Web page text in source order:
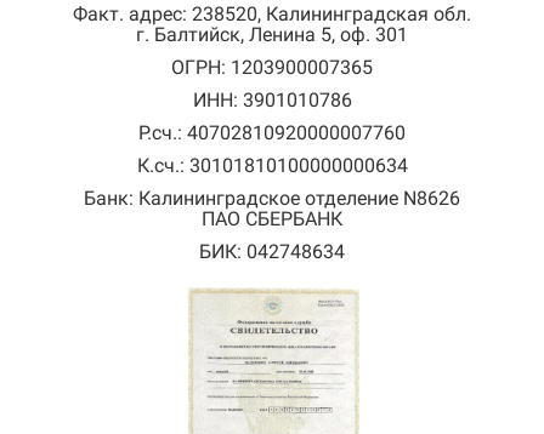
Факт. адрес: 238520, Калининградская обл.
г. Балтийск, Ленина 5, оф. 301
ОГРН: 1203900007365
ИНН: 3901010786
Р.сч.: 40702810920000007760
К.сч.: 30101810100000000634
Банк: Калининградское отделение N8626
ПАО СБЕРБАНК
БИК: 042748634